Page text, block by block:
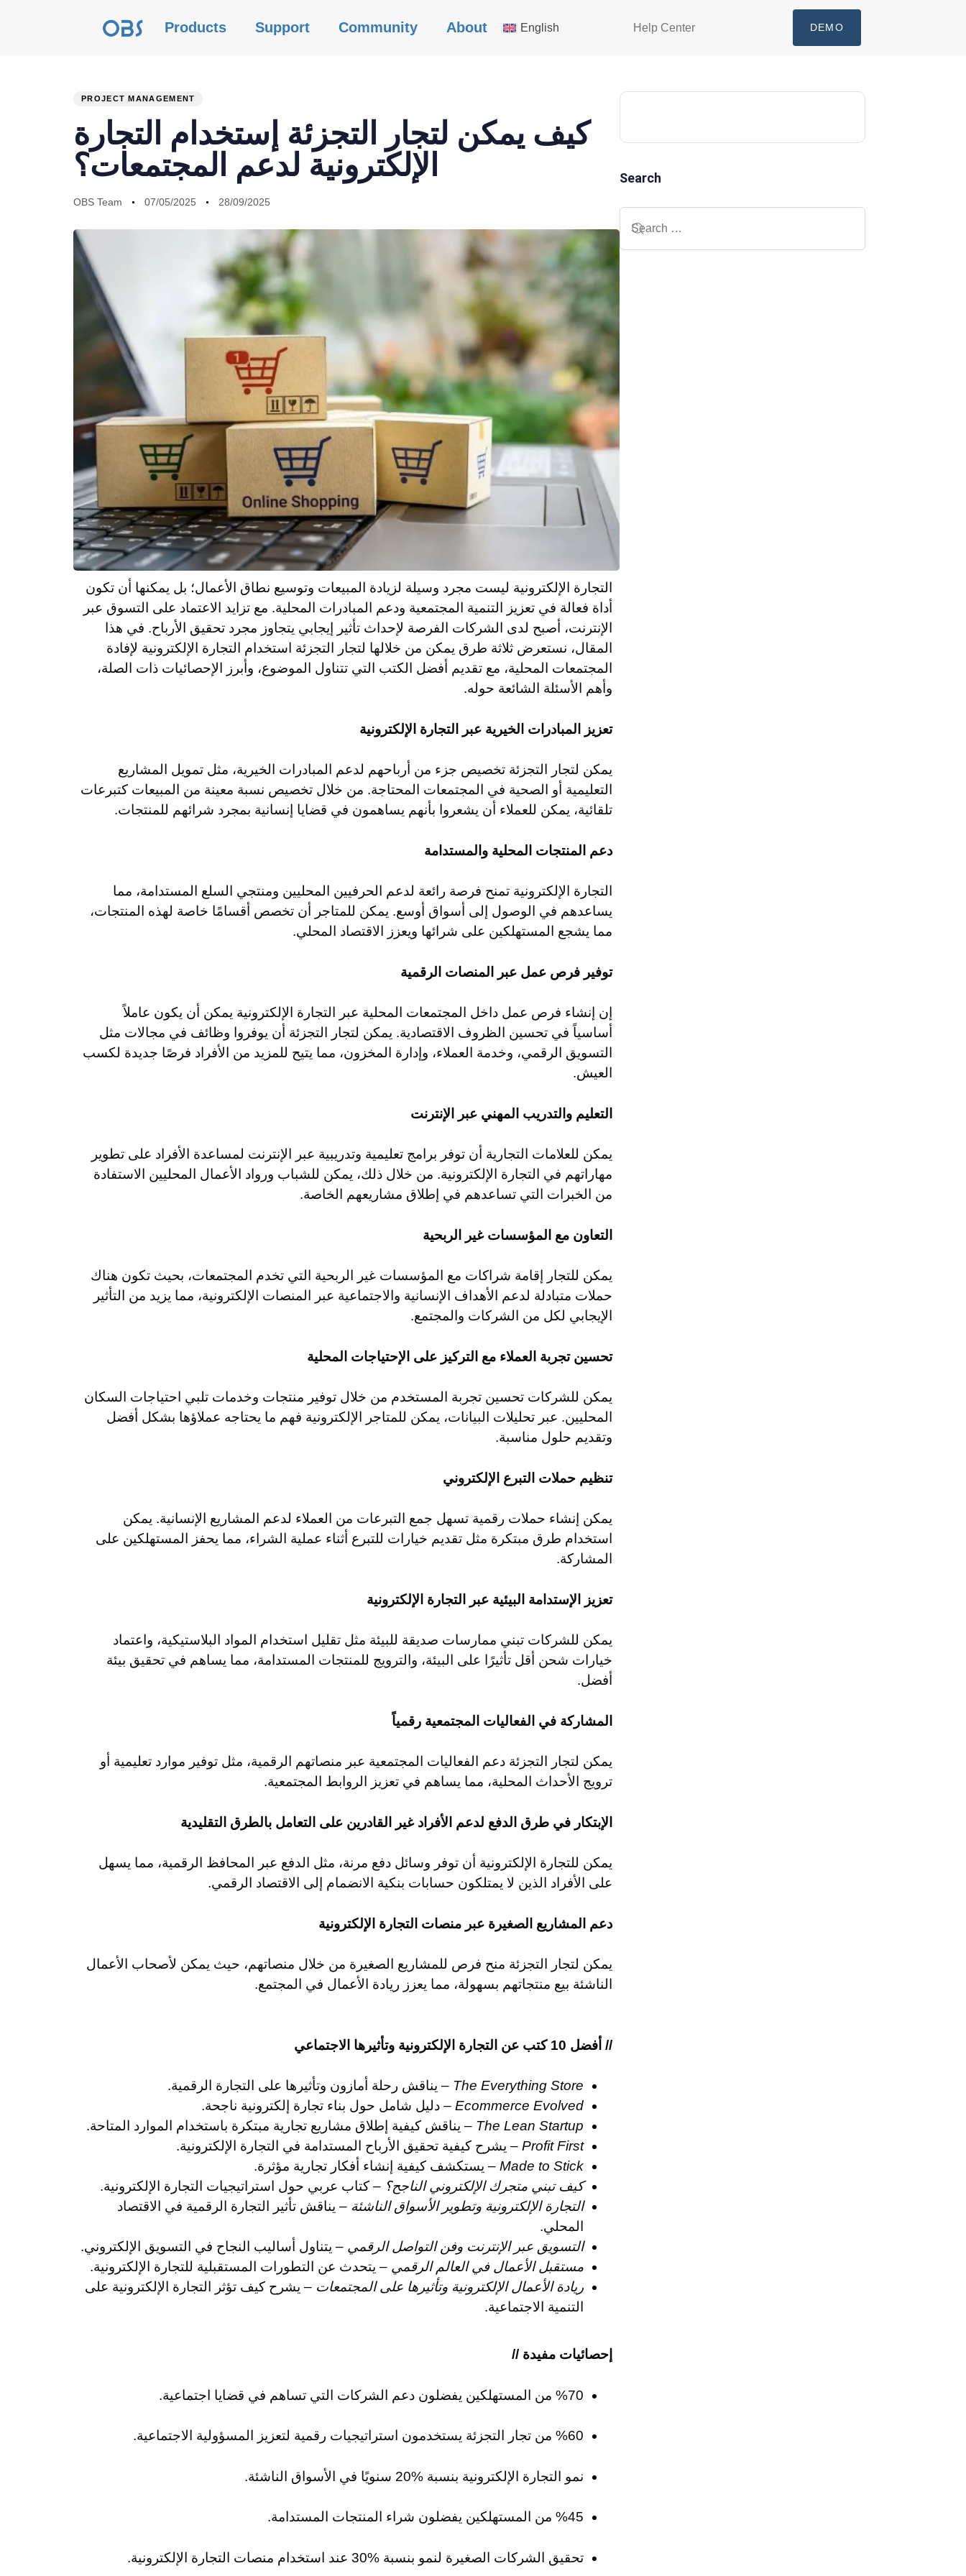
Products Support Community About English Help Center DEMO
PUBLISHED
PROJECT MANAGEMENT
كيف يمكن لتجار التجزئة إستخدام التجارة
الإلكترونية لدعم المجتمعات؟
Author
OBS Team
Published
07/05/2025
Last
updated:
28/09/2025
التجارة الإلكترونية ليست مجرد وسيلة لزيادة المبيعات وتوسيع نطاق الأعمال؛ بل يمكنها أن تكون
أداة فعالة في تعزيز التنمية المجتمعية ودعم المبادرات المحلية. مع تزايد الاعتماد على التسوق عبر
الإنترنت، أصبح لدى الشركات الفرصة لإحداث تأثير إيجابي يتجاوز مجرد تحقيق الأرباح. في هذا
المقال، نستعرض ثلاثة طرق يمكن من خلالها لتجار التجزئة استخدام التجارة الإلكترونية لإفادة
المجتمعات المحلية، مع تقديم أفضل الكتب التي تتناول الموضوع، وأبرز الإحصائيات ذات الصلة،
وأهم الأسئلة الشائعة حوله.
تعزيز المبادرات الخيرية عبر التجارة الإلكترونية
يمكن لتجار التجزئة تخصيص جزء من أرباحهم لدعم المبادرات الخيرية، مثل تمويل المشاريع
التعليمية أو الصحية في المجتمعات المحتاجة. من خلال تخصيص نسبة معينة من المبيعات كتبرعات
تلقائية، يمكن للعملاء أن يشعروا بأنهم يساهمون في قضايا إنسانية بمجرد شرائهم للمنتجات.
دعم المنتجات المحلية والمستدامة
التجارة الإلكترونية تمنح فرصة رائعة لدعم الحرفيين المحليين ومنتجي السلع المستدامة، مما
يساعدهم في الوصول إلى أسواق أوسع. يمكن للمتاجر أن تخصص أقسامًا خاصة لهذه المنتجات،
مما يشجع المستهلكين على شرائها ويعزز الاقتصاد المحلي.
توفير فرص عمل عبر المنصات الرقمية
إن إنشاء فرص عمل داخل المجتمعات المحلية عبر التجارة الإلكترونية يمكن أن يكون عاملاً
أساسياً في تحسين الظروف الاقتصادية. يمكن لتجار التجزئة أن يوفروا وظائف في مجالات مثل
التسويق الرقمي، وخدمة العملاء، وإدارة المخزون، مما يتيح للمزيد من الأفراد فرصًا جديدة لكسب
العيش.
التعليم والتدريب المهني عبر الإنترنت
يمكن للعلامات التجارية أن توفر برامج تعليمية وتدريبية عبر الإنترنت لمساعدة الأفراد على تطوير
مهاراتهم في التجارة الإلكترونية. من خلال ذلك، يمكن للشباب ورواد الأعمال المحليين الاستفادة
من الخبرات التي تساعدهم في إطلاق مشاريعهم الخاصة.
التعاون مع المؤسسات غير الربحية
يمكن للتجار إقامة شراكات مع المؤسسات غير الربحية التي تخدم المجتمعات، بحيث تكون هناك
حملات متبادلة لدعم الأهداف الإنسانية والاجتماعية عبر المنصات الإلكترونية، مما يزيد من التأثير
الإيجابي لكل من الشركات والمجتمع.
تحسين تجربة العملاء مع التركيز على الإحتياجات المحلية
يمكن للشركات تحسين تجربة المستخدم من خلال توفير منتجات وخدمات تلبي احتياجات السكان
المحليين. عبر تحليلات البيانات، يمكن للمتاجر الإلكترونية فهم ما يحتاجه عملاؤها بشكل أفضل
وتقديم حلول مناسبة.
تنظيم حملات التبرع الإلكتروني
يمكن إنشاء حملات رقمية تسهل جمع التبرعات من العملاء لدعم المشاريع الإنسانية. يمكن
استخدام طرق مبتكرة مثل تقديم خيارات للتبرع أثناء عملية الشراء، مما يحفز المستهلكين على
المشاركة.
تعزيز الإستدامة البيئية عبر التجارة الإلكترونية
يمكن للشركات تبني ممارسات صديقة للبيئة مثل تقليل استخدام المواد البلاستيكية، واعتماد
خيارات شحن أقل تأثيرًا على البيئة، والترويج للمنتجات المستدامة، مما يساهم في تحقيق بيئة
أفضل.
المشاركة في الفعاليات المجتمعية رقمياً
يمكن لتجار التجزئة دعم الفعاليات المجتمعية عبر منصاتهم الرقمية، مثل توفير موارد تعليمية أو
ترويج الأحداث المحلية، مما يساهم في تعزيز الروابط المجتمعية.
الإبتكار في طرق الدفع لدعم الأفراد غير القادرين على التعامل بالطرق التقليدية
يمكن للتجارة الإلكترونية أن توفر وسائل دفع مرنة، مثل الدفع عبر المحافظ الرقمية، مما يسهل
على الأفراد الذين لا يمتلكون حسابات بنكية الانضمام إلى الاقتصاد الرقمي.
دعم المشاريع الصغيرة عبر منصات التجارة الإلكترونية
يمكن لتجار التجزئة منح فرص للمشاريع الصغيرة من خلال منصاتهم، حيث يمكن لأصحاب الأعمال
الناشئة بيع منتجاتهم بسهولة، مما يعزز ريادة الأعمال في المجتمع.
// أفضل 10 كتب عن التجارة الإلكترونية وتأثيرها الاجتماعي
The Everything Store – يناقش رحلة أمازون وتأثيرها على التجارة الرقمية.
Ecommerce Evolved – دليل شامل حول بناء تجارة إلكترونية ناجحة.
The Lean Startup – يناقش كيفية إطلاق مشاريع تجارية مبتكرة باستخدام الموارد المتاحة.
Profit First – يشرح كيفية تحقيق الأرباح المستدامة في التجارة الإلكترونية.
Made to Stick – يستكشف كيفية إنشاء أفكار تجارية مؤثرة.
كيف تبني متجرك الإلكتروني الناجح؟ – كتاب عربي حول استراتيجيات التجارة الإلكترونية.
التجارة الإلكترونية وتطوير الأسواق الناشئة – يناقش تأثير التجارة الرقمية في الاقتصاد
المحلي.
التسويق عبر الإنترنت وفن التواصل الرقمي – يتناول أساليب النجاح في التسويق الإلكتروني.
مستقبل الأعمال في العالم الرقمي – يتحدث عن التطورات المستقبلية للتجارة الإلكترونية.
ريادة الأعمال الإلكترونية وتأثيرها على المجتمعات – يشرح كيف تؤثر التجارة الإلكترونية على
التنمية الاجتماعية.
إحصائيات مفيدة //
%70 من المستهلكين يفضلون دعم الشركات التي تساهم في قضايا اجتماعية.
%60 من تجار التجزئة يستخدمون استراتيجيات رقمية لتعزيز المسؤولية الاجتماعية.
نمو التجارة الإلكترونية بنسبة %20 سنويًا في الأسواق الناشئة.
%45 من المستهلكين يفضلون شراء المنتجات المستدامة.
تحقيق الشركات الصغيرة لنمو بنسبة %30 عند استخدام منصات التجارة الإلكترونية.
Search